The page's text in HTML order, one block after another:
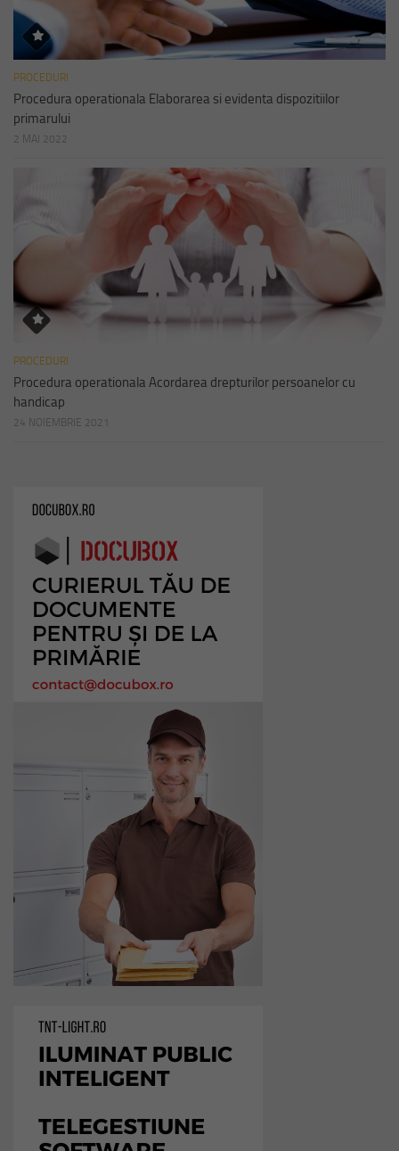
PROCEDURI
Procedura operationala Elaborarea si evidenta dispozitiilor
primarului
2 MAI 2022
PROCEDURI
Procedura operationala Acordarea drepturilor persoanelor cu
handicap
24 NOIEMBRIE 2021